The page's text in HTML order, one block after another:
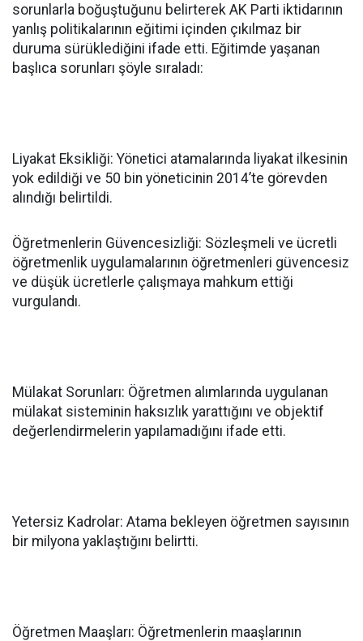
sorunlarla boğuştuğunu belirterek AK Parti iktidarının
yanlış politikalarının eğitimi içinden çıkılmaz bir
duruma sürüklediğini ifade etti. Eğitimde yaşanan
başlıca sorunları şöyle sıraladı:
Liyakat Eksikliği: Yönetici atamalarında liyakat ilkesinin
yok edildiği ve 50 bin yöneticinin 2014’te görevden
alındığı belirtildi.
Öğretmenlerin Güvencesizliği: Sözleşmeli ve ücretli
öğretmenlik uygulamalarının öğretmenleri güvencesiz
ve düşük ücretlerle çalışmaya mahkum ettiği
vurgulandı.
Mülakat Sorunları: Öğretmen alımlarında uygulanan
mülakat sisteminin haksızlık yarattığını ve objektif
değerlendirmelerin yapılamadığını ifade etti.
Yetersiz Kadrolar: Atama bekleyen öğretmen sayısının
bir milyona yaklaştığını belirtti.
Öğretmen Maaşları: Öğretmenlerin maaşlarının